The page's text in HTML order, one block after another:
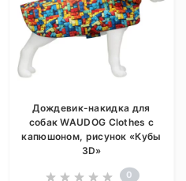
Дождевик-накидка для
собак WAUDOG Clothes с
капюшоном, рисунок «Кубы
3D»
0